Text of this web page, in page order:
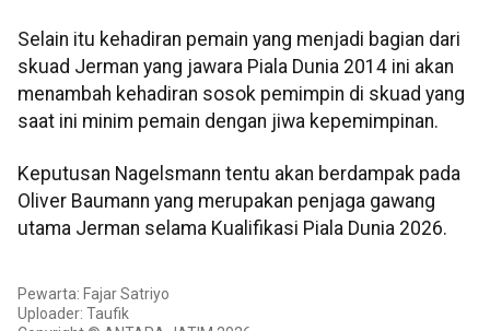
Selain itu kehadiran pemain yang menjadi bagian dari
skuad Jerman yang jawara Piala Dunia 2014 ini akan
menambah kehadiran sosok pemimpin di skuad yang
saat ini minim pemain dengan jiwa kepemimpinan.
Keputusan Nagelsmann tentu akan berdampak pada
Oliver Baumann yang merupakan penjaga gawang
utama Jerman selama Kualifikasi Piala Dunia 2026.
Pewarta: Fajar Satriyo
Uploader: Taufik